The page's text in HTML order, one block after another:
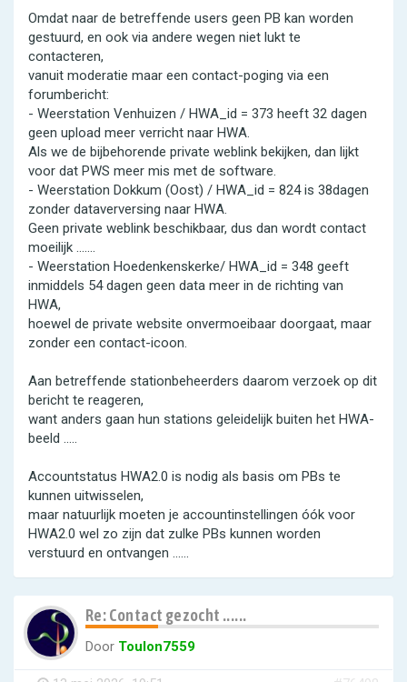
Omdat naar de betreffende users geen PB kan worden
gestuurd, en ook via andere wegen niet lukt te
contacteren,
vanuit moderatie maar een contact-poging via een
forumbericht:
- Weerstation Venhuizen / HWA_id = 373 heeft 32 dagen
geen upload meer verricht naar HWA.
Als we de bijbehorende private weblink bekijken, dan lijkt
voor dat PWS meer mis met de software.
- Weerstation Dokkum (Oost) / HWA_id = 824 is 38dagen
zonder dataverversing naar HWA.
Geen private weblink beschikbaar, dus dan wordt contact
moeilijk .......
- Weerstation Hoedenkenskerke/ HWA_id = 348 geeft
inmiddels 54 dagen geen data meer in de richting van
HWA,
hoewel de private website onvermoeibaar doorgaat, maar
zonder een contact-icoon.
Aan betreffende stationbeheerders daarom verzoek op dit
bericht te reageren,
want anders gaan hun stations geleidelijk buiten het HWA-
beeld .....
Accountstatus HWA2.0 is nodig als basis om PBs te
kunnen uitwisselen,
maar natuurlijk moeten je accountinstellingen óók voor
HWA2.0 wel zo zijn dat zulke PBs kunnen worden
verstuurd en ontvangen ......
Re: Contact gezocht ......
Door Toulon7559